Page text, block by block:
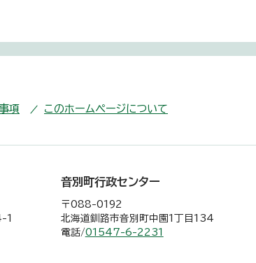
項 このホームページについて
1
音別町行政センター
〒088-0192
北海道釧路市音別町中園1丁目134
電話/01547-6-2231